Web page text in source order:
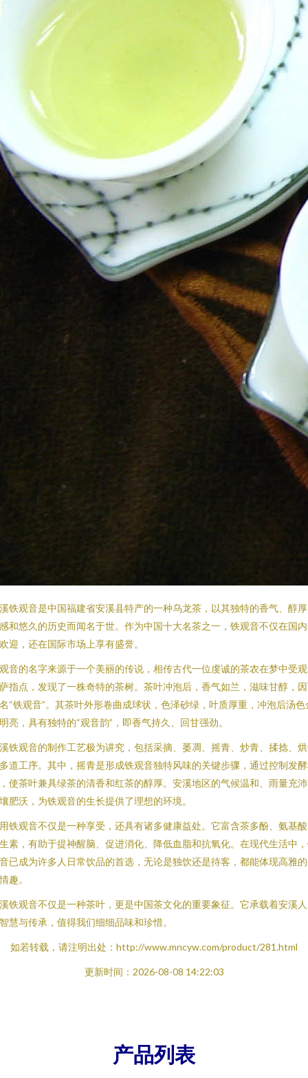
铁观音是中国福建省安溪县特产的一种乌龙茶，以其独特的香气、醇
和悠久的历史而闻名于世。作为中国十大名茶之一，铁观音不仅在国
迎，还在国际市场上享有盛誉。
音的名字来源于一个美丽的传说，相传古代一位虔诚的茶农在梦中受
指点，发现了一株奇特的茶树。茶叶冲泡后，香气如兰，滋味甘醇，
“铁观音”。其茶叶外形卷曲成球状，色泽砂绿，叶质厚重，冲泡后汤色
亮，具有独特的“观音韵”，即香气持久、回甘强劲。
铁观音的制作工艺极为讲究，包括采摘、萎凋、摇青、炒青、揉捻、
道工序。其中，摇青是形成铁观音独特风味的关键步骤，通过控制发
使茶叶兼具绿茶的清香和红茶的醇厚。安溪地区的气候温和、雨量充
肥沃，为铁观音的生长提供了理想的环境。
铁观音不仅是一种享受，还具有诸多健康益处。它富含茶多酚、氨基
素，有助于提神醒脑、促进消化、降低血脂和抗氧化。在现代生活中
已成为许多人日常饮品的首选，无论是独饮还是待客，都能体现高雅
趣。
铁观音不仅是一种茶叶，更是中国茶文化的重要象征。它承载着安溪
慧与传承，值得我们细细品味和珍惜。
如若转载，请注明出处：http://www.mncyw.com/product/281.html
更新时间：2026-08-08 14:22:03
产品列表